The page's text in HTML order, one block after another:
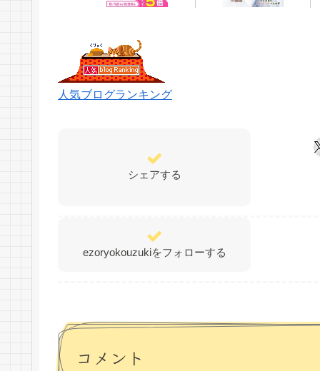
人気ブログランキング
シェアする
ezoryokouzukiをフォローする
コメント